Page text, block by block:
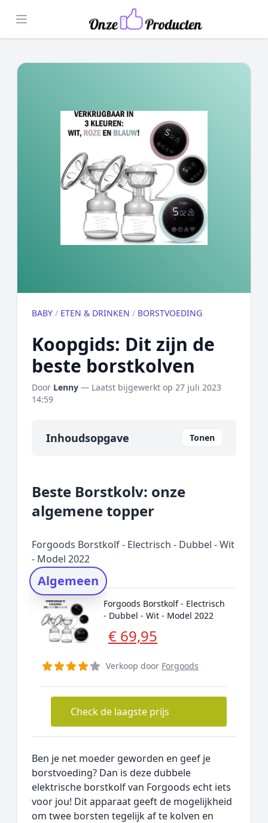
Open menu
BABY / ETEN & DRINKEN / BORSTVOEDING
Koopgids: Dit zijn de
beste borstkolven
Door Lenny — Laatst bijgewerkt op 27 juli 2023
14:59
Inhoudsopgave Tonen
Onze algemene topper
Prijs topper
Rating topper
Onderzoeksmethode
Alternatieven
Prijsniveaus
Beste Borstkolv: onze
algemene topper
Forgoods Borstkolf - Electrisch - Dubbel - Wit
- Model 2022
Algemeen
Forgoods Borstkolf - Electrisch
- Dubbel - Wit - Model 2022
€ 69,95
Verkoop door Forgoods
Check de laagste prijs
Ben je net moeder geworden en geef je
borstvoeding? Dan is deze dubbele
elektrische borstkolf van Forgoods echt iets
voor jou! Dit apparaat geeft de mogelijkheid
om twee borsten tegelijk af te kolven en